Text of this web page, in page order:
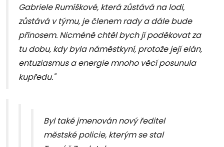
Gabriele Rumíškové, která zůstává na lodi,
zůstává v týmu, je členem rady a dále bude
přínosem. Nicméně chtěl bych jí poděkovat za
tu dobu, kdy byla náměstkyní, protože její elán,
entuziasmus a energie mnoho věcí posunula
kupředu."
Byl také jmenován nový ředitel
městské policie, kterým se stal